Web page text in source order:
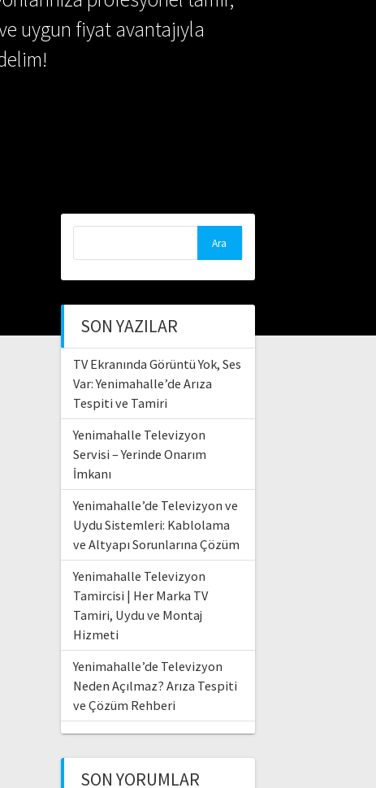
uygun fiyat avantajıyla
SON YAZILAR
TV Ekranında Görüntü Yok, Ses
Var: Yenimahalle’de Arıza
Tespiti ve Tamiri
Yenimahalle Televizyon
Servisi – Yerinde Onarım
İmkanı
Yenimahalle’de Televizyon ve
Uydu Sistemleri: Kablolama
ve Altyapı Sorunlarına Çözüm
Yenimahalle Televizyon
Tamircisi | Her Marka TV
Tamiri, Uydu ve Montaj
Hizmeti
Yenimahalle’de Televizyon
Neden Açılmaz? Arıza Tespiti
ve Çözüm Rehberi
SON YORUMLAR